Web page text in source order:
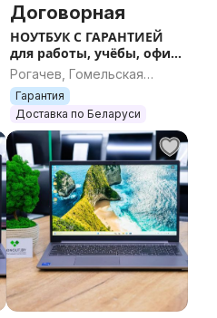
Договорная
НОУТБУК С ГАРАНТИЕЙ
для работы, учёбы, офиса
и игр
Рогачев, Гомельская
область
Гарантия
Доставка по Беларуси